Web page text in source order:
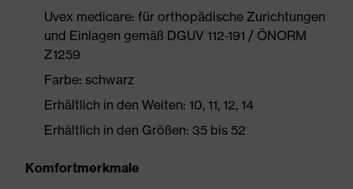
Uvex medicare: für orthopädische Zurichtungen
und Einlagen gemäß DGUV 112-191 / ÖNORM
Z1259
Farbe: schwarz
Erhältlich in den Weiten: 10, 11, 12, 14
Erhältlich in den Größen: 35 bis 52
Komfortmerkmale